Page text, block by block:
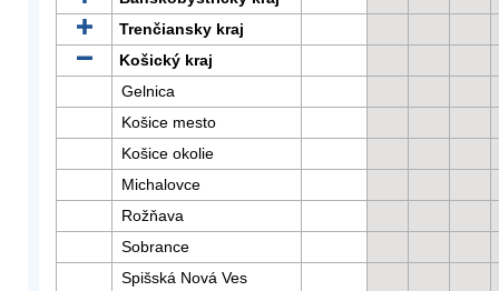
Trenčiansky kraj
Košický kraj
Gelnica
Košice mesto
Košice okolie
Michalovce
Rožňava
Sobrance
Spišská Nová Ves